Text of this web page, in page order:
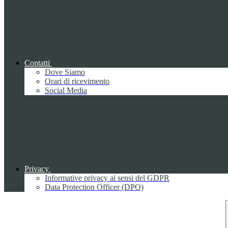
Contatti
Dove Siamo
Orari di ricevimento
Social Media
Privacy
Informative privacy ai sensi del GDPR
Data Protection Officer (DPO)